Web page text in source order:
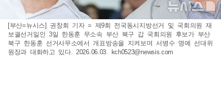
[부산=뉴시스] 권창회 기자 = 제9회 전국동시지방선거 및 국회의원 재
보궐선거일인 3일 한동훈 무소속 부산 북구 갑 국회의원 후보가 부산
북구 한동훈 선거사무소에서 개표방송을 지켜보며 서병수 명예 선대위
원장과 대화하고 있다. 2026.06.03.
kch0523@newsis.com